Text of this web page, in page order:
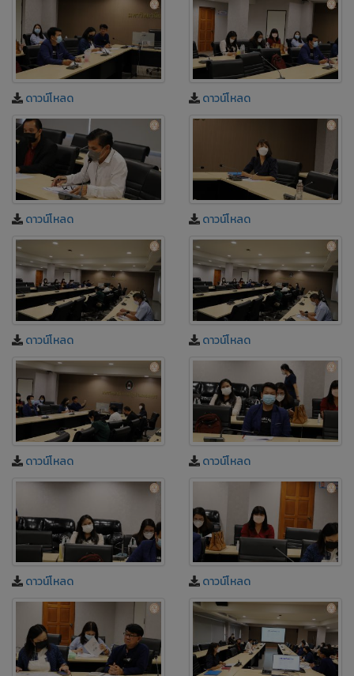
ดาวน์โหลด ดาวน์โหลด
ดาวน์โหลด ดาวน์โหลด
ดาวน์โหลด ดาวน์โหลด
ดาวน์โหลด ดาวน์โหลด
ดาวน์โหลด ดาวน์โหลด